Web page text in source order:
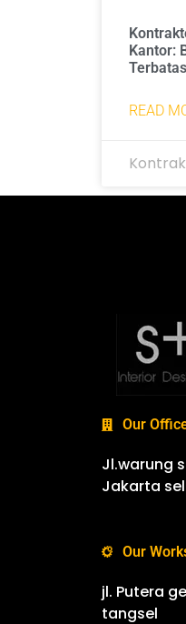
Kantor:
READ
Our
Jl.warung
Jakarta
Our
jl. Putera
tangsel